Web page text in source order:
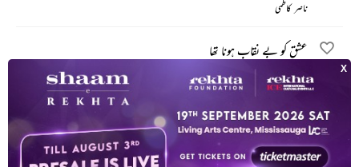
ناصر کاظمی
عشق کو بے نقاب ہونا تھا
جگر مراد آبادی
اپنی خبر، نہ اس کا پتہ ہے، یہ عشق ہے
عرفان ستار